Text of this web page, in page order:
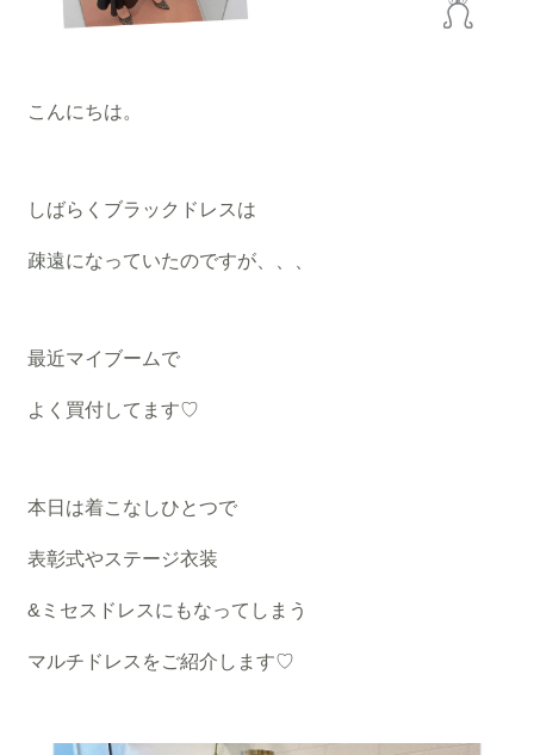
こんにちは。
しばらくブラックドレスは
疎遠になっていたのですが、、、
最近マイブームで
よく買付してます♡
本日は着こなしひとつで
表彰式やステージ衣装
&ミセスドレスにもなってしまう
マルチドレスをご紹介します♡